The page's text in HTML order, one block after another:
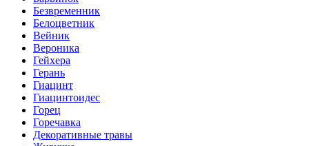
Безвременник
Белоцветник
Вейник
Вероника
Гейхера
Герань
Гиацинт
Гиацинтоидес
Горец
Горечавка
Декоративные травы